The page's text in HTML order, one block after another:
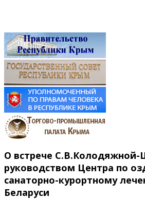
О встрече
руководством Центра по
санаторно-курортному
Беларуси